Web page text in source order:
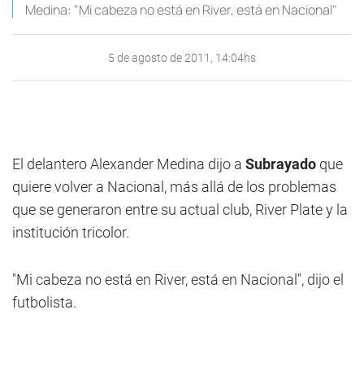
Medina: "Mi cabeza no está en River, está en Nacional"
5 de agosto de 2011, 14:04hs
El delantero Alexander Medina dijo a Subrayado que
quiere volver a Nacional, más allá de los problemas
que se generaron entre su actual club, River Plate y la
institución tricolor.
"Mi cabeza no está en River, está en Nacional", dijo el
futbolista.